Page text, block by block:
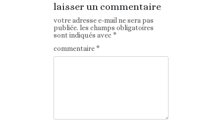
laisser un commentaire
votre adresse e-mail ne sera pas
publiée. les champs obligatoires
sont indiqués avec*
commentaire*